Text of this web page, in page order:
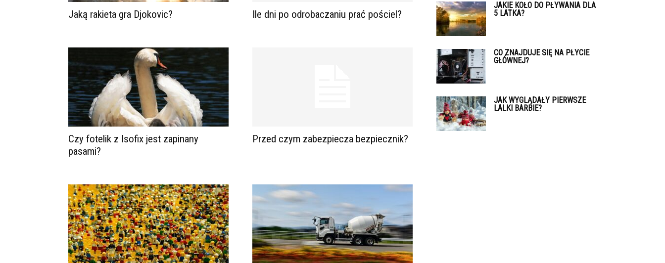
Jaką rakieta gra Djokovic? Ile dni po odrobaczaniu prać pościel?
Czy fotelik z Isofix jest zapinany
pasami?
Przed czym zabezpiecza bezpiecznik?
JAKIE KOŁO DO PŁYWANIA DLA
5 LATKA?
CO ZNAJDUJE SIĘ NA PŁYCIE
GŁÓWNEJ?
JAK WYGLĄDAŁY PIERWSZE
LALKI BARBIE?